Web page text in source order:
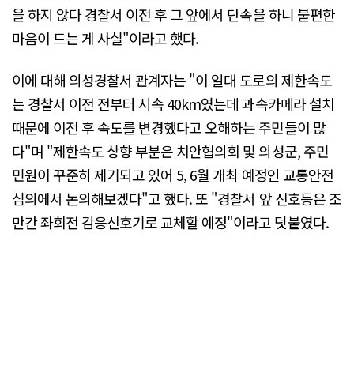
을 하지 않다 경찰서 이전 후 그 앞에서 단속을 하니 불편한
마음이 드는 게 사실"이라고 했다.
이에 대해 의성경찰서 관계자는 "이 일대 도로의 제한속도
는 경찰서 이전 전부터 시속 40km였는데 과속카메라 설치
때문에 이전 후 속도를 변경했다고 오해하는 주민들이 많
다"며 "제한속도 상향 부분은 치안협의회 및 의성군, 주민
민원이 꾸준히 제기되고 있어 5, 6월 개최 예정인 교통안전
심의에서 논의해보겠다"고 했다. 또 "경찰서 앞 신호등은 조
만간 좌회전 감응신호기로 교체할 예정"이라고 덧붙였다.